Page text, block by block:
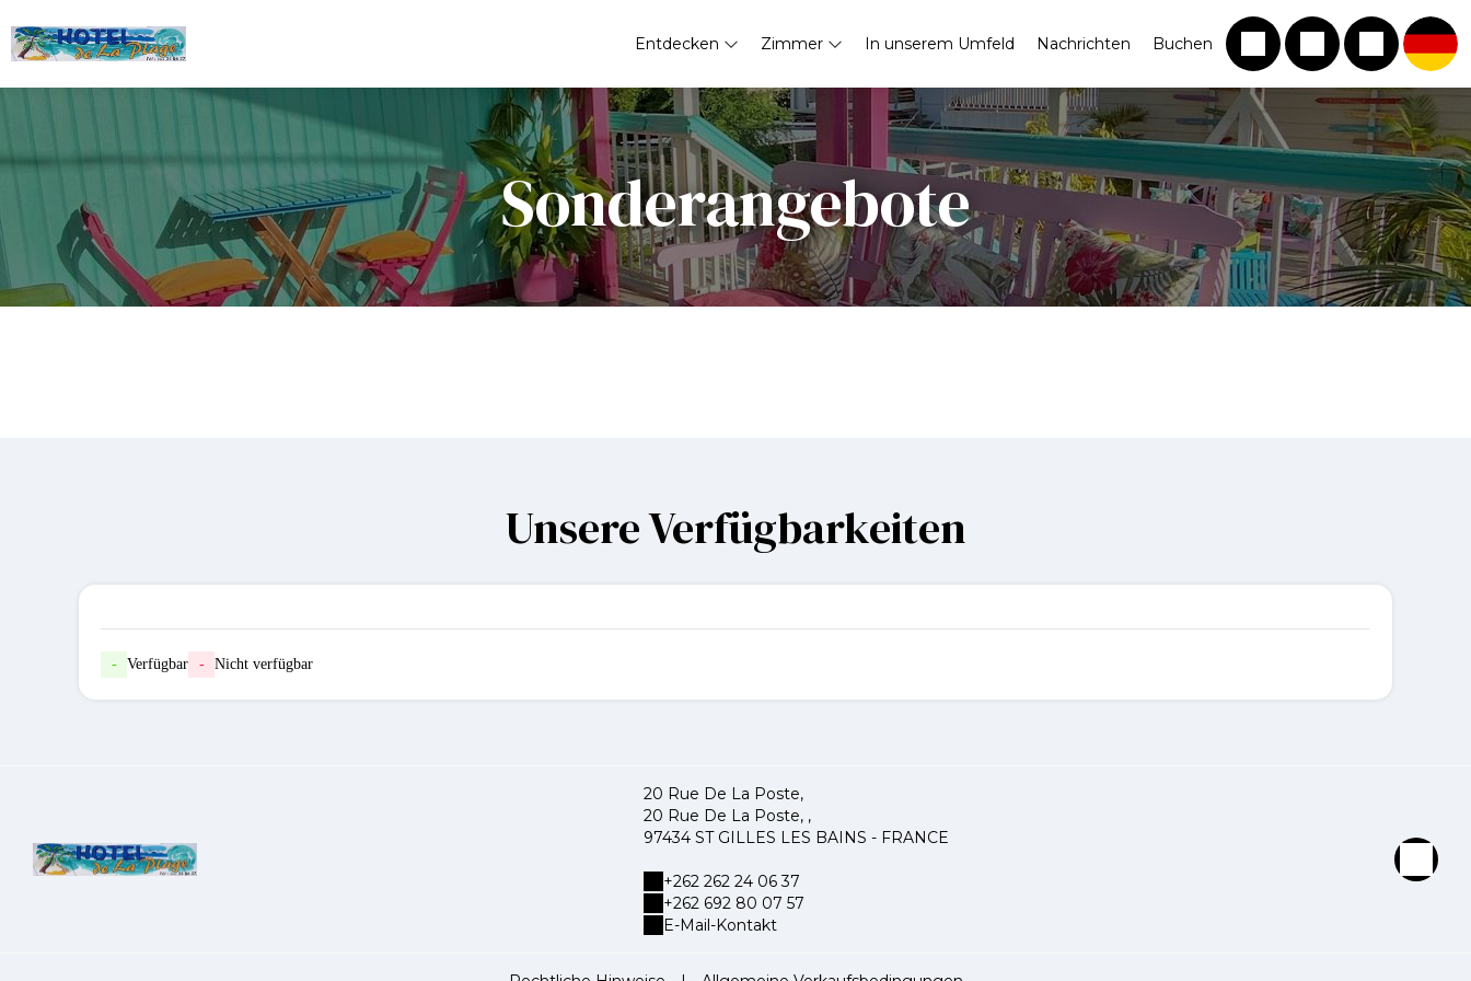
Entdecken Zimmer In unserem Umfeld Nachrichten Buchen
Sonderangebote
Unsere Verfügbarkeiten
- Verfügbar - Nicht verfügbar
20 Rue De La Poste,
20 Rue De La Poste, ,
97434 ST GILLES LES BAINS - FRANCE
+262 262 24 06 37
+262 692 80 07 57
E-Mail-Kontakt